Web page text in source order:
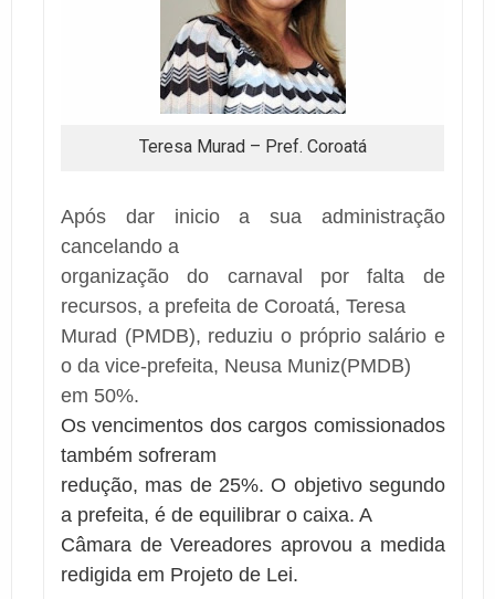
Teresa Murad – Pref. Coroatá
Após dar inicio a sua administração
cancelando a
organização do carnaval por falta de
recursos, a prefeita de Coroatá, Teresa
Murad (PMDB), reduziu o próprio salário e
o da vice-prefeita, Neusa Muniz(PMDB)
em 50%.
Os vencimentos dos cargos comissionados
também sofreram
redução, mas de 25%. O objetivo segundo
a prefeita, é de equilibrar o caixa. A
Câmara de Vereadores aprovou a medida
redigida em Projeto de Lei.